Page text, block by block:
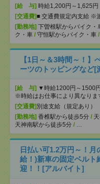
[給 与] 時給1,200円～1,625円
[交通費]■ 交通費規定内支給 ※
[勤務地] 下曽根駅からバイク・
ク・車 / 守恒駅からバイク・車 /
【1日～＆3時間～！】
ーツのトッピングなど[
[給 与] ▼時給1200円～
※時給はお仕事により異なりま
[交通費] 別途支給（規定あり）
[勤務地] 香椎駅から徒歩5分 /
天神南駅から徒歩5分 / …
日払い可1.2万円～！
給！)新車の固定ベルト
迎！！[アルバイト]